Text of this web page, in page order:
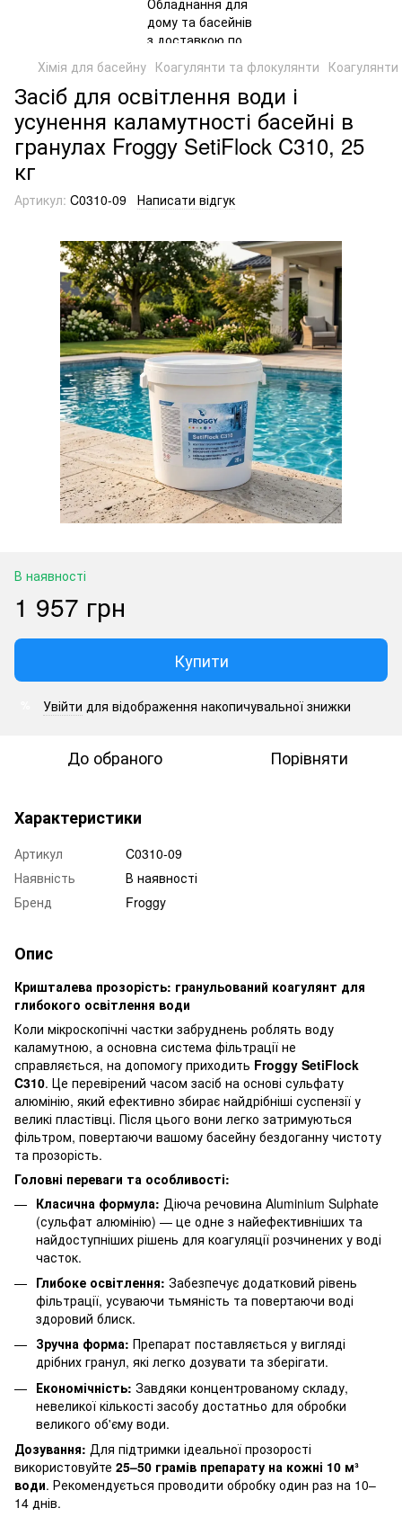
Хімія для басейну Коагулянти та флокулянти
Засіб для освітлення води і
усунення каламутності басейні в
гранулах Froggy SetiFlock C310, 25
кг
Артикул: C0310-09 Написати відгук
В наявності
1 957 грн
Купити
Увійти для відображення накопичувальної знижки
До обраного Порівняти
Характеристики
Артикул
C0310-09
Наявність
В наявності
Бренд
Froggy
Опис
Кришталева прозорість: гранульований коагулянт для
глибокого освітлення води
Коли мікроскопічні частки забруднень роблять воду
каламутною, а основна система фільтрації не
справляється, на допомогу приходить Froggy SetiFlock
C310. Це перевірений часом засіб на основі сульфату
алюмінію, який ефективно збирає найдрібніші суспензії у
великі пластівці. Після цього вони легко затримуються
фільтром, повертаючи вашому басейну бездоганну чистоту
та прозорість.
Головні переваги та особливості:
Класична формула: Діюча речовина Aluminium Sulphate
(сульфат алюмінію) — це одне з найефективніших та
найдоступніших рішень для коагуляції розчинених у воді
часток.
Глибоке освітлення: Забезпечує додатковий рівень
фільтрації, усуваючи тьмяність та повертаючи воді
здоровий блиск.
Зручна форма: Препарат поставляється у вигляді
дрібних гранул, які легко дозувати та зберігати.
Економічність: Завдяки концентрованому складу,
невеликої кількості засобу достатньо для обробки
великого об'єму води.
Дозування: Для підтримки ідеальної прозорості
використовуйте 25–50 грамів препарату на кожні 10 м³
води. Рекомендується проводити обробку один раз на 10–
14 днів.